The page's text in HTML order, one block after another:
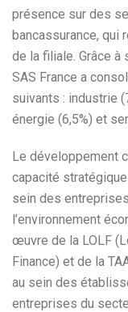
présence sur des
bancassurance, qui
de la filiale. Grâce
SAS France a
suivants : industrie
énergie (6,5%) et
Le développement
capacité
sein des
l’environnement
œuvre de la LOLF
Finance) et de la
au sein des
entreprises du